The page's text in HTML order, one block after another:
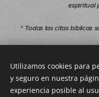
espiritual
* Todas las citas bíblicas
Utilizamos cookies para
y seguro en nuestra
experiencia posible al